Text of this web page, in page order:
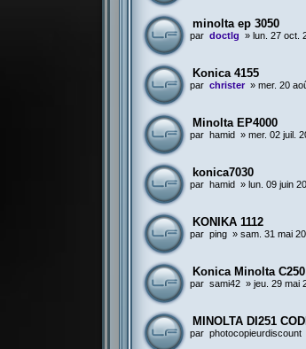
minolta ep 3050
par doctlg » lun. 27 oct.
Konica 4155
par christer »mer. 20
Minolta EP4000
par hamid »mer. 02 juil.
konica7030
par hamid » lun. 09 juin
KONIKA 1112
par ping »sam. 31 mai
Konica Minolta
par sami42 »jeu. 29 mai
MINOLTA DI251
par photocopieurdiscount